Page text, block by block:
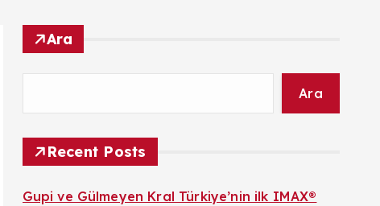
Ara
Ara
Recent Posts
Gupi ve Gülmeyen Kral Türkiye’nin ilk IMAX®